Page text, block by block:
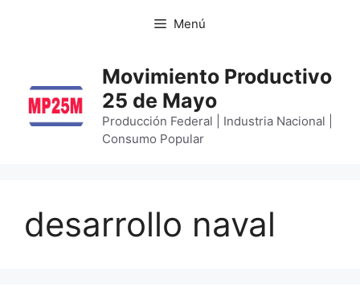
Menú
Movimiento Productivo
25 de Mayo
Producción Federal | Industria Nacional |
Consumo Popular
desarrollo naval